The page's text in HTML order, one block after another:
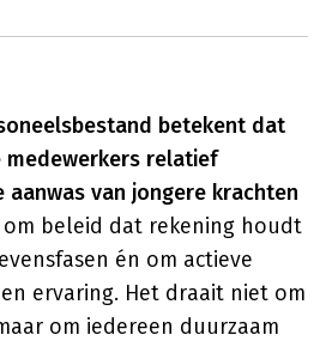
betekent dat
relatief
van jongere krachten
om beleid dat rekening houdt
én om actieve
ervaring. Het draait niet om
om iedereen duurzaam